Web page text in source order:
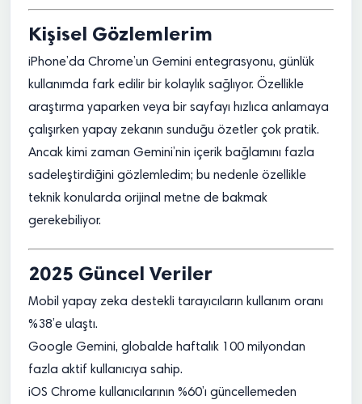
Kişisel Gözlemlerim
iPhone’da Chrome’un Gemini entegrasyonu, günlük
kullanımda fark edilir bir kolaylık sağlıyor. Özellikle
araştırma yaparken veya bir sayfayı hızlıca anlamaya
çalışırken yapay zekanın sunduğu özetler çok pratik.
Ancak kimi zaman Gemini’nin içerik bağlamını fazla
sadeleştirdiğini gözlemledim; bu nedenle özellikle
teknik konularda orijinal metne de bakmak
gerekebiliyor.
2025 Güncel Veriler
Mobil yapay zeka destekli tarayıcıların kullanım oranı
%38’e ulaştı.
Google Gemini, globalde haftalık 100 milyondan
fazla aktif kullanıcıya sahip.
iOS Chrome kullanıcılarının %60’ı güncellemeden